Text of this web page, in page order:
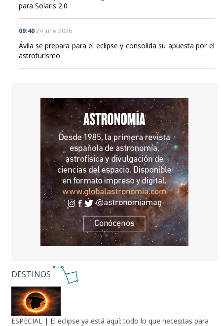
09:40
Ávila se prepara para el eclipse y consolida su apuesta por el
astroturismo
ESPECIAL | El eclipse ya está aquí: todo lo que necesitas para
vivir el 12 de agosto